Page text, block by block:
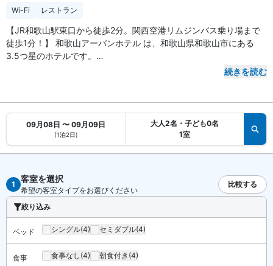
Wi-Fi レストラン
【JR和歌山駅東口から徒歩2分。関西空港リムジンバス乗り場まで
徒歩1分！】 和歌山アーバンホテル は、和歌山県和歌山市にある
3.5つ星のホテルです。
ス停から関西国際空港まで約40分の空港リムジンバスが運行してい
阪和自動車道「和歌山IC」は車で約10分。国道26号線、42号線、
な好立地です。
【駐車場】あり（有料・要事前予約。ホテルまでお電話にてお問い
【お食事、レストラン】
朝食は無料です。館内にレストランがあります。共用エリアのウェ
続きを読む
09月08日 〜 09月09日
(1泊2日)
大人2名・子ども0名
1室
1
客室を選択
希望の客室タイプをお選びください
比較する
絞り込み
ベッド シングル(4) セミダブル(4)
食事 食事なし (4) 朝食付き (4)